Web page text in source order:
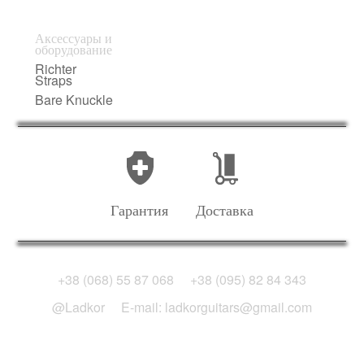
Аксессуары и
оборудование
Richter
Straps
Bare Knuckle
Гарантия Доставка
+38 (068) 55 87 068
+38 (095) 82 84 343
@Ladkor
E-mail: ladkorguitars@gmail.com